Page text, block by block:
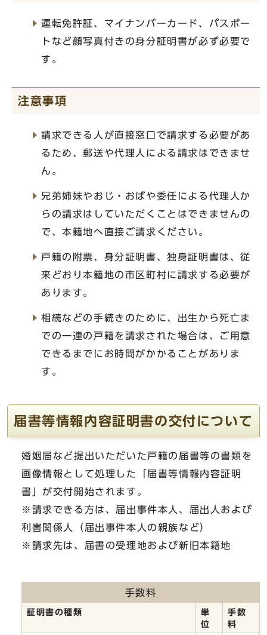
運転免許証、マイナンバーカード、パスポー
トなど顔写真付きの身分証明書が必ず必要で
す。
注意事項
請求できる人が直接窓口で請求する必要があ
るため、郵送や代理人による請求はできませ
ん。
兄弟姉妹やおじ・おばや委任による代理人か
らの請求はしていただくことはできませんの
で、本籍地へ直接ご請求ください。
戸籍の附票、身分証明書、独身証明書は、従
来どおり本籍地の市区町村に請求する必要が
あります。
相続などの手続きのために、出生から死亡ま
での一連の戸籍を請求された場合は、ご用意
できるまでにお時間がかかることがありま
す。
届書等情報内容証明書の交付について
婚姻届など提出いただいた戸籍の届書等の書類を
画像情報として処理した「届書等情報内容証明
書」が交付開始されます。
※請求できる方は、届出事件本人、届出人および
利害関係人（届出事件本人の親族など）
※請求先は、届書の受理地および新旧本籍地
手数料
証明書の種類
単
位
手数
料